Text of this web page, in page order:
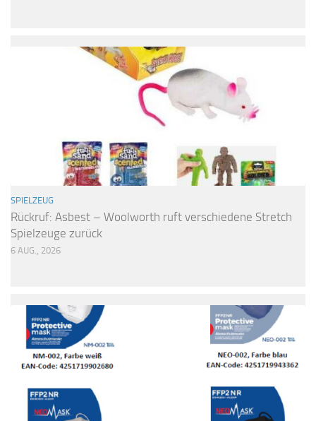
SPIELZEUG
Rückruf: Asbest – Woolworth ruft verschiedene Stretch
Spielzeuge zurück
6 AUG., 2026